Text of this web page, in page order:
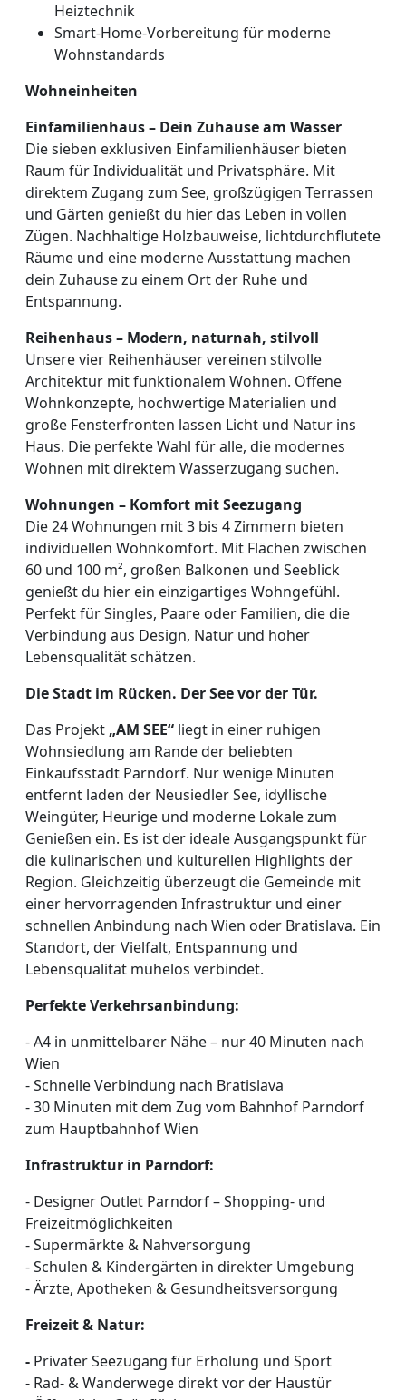
Heiztechnik
Smart-Home-Vorbereitung für moderne
Wohnstandards
Wohneinheiten
Einfamilienhaus – Dein Zuhause am Wasser
Die sieben exklusiven Einfamilienhäuser bieten
Raum für Individualität und Privatsphäre. Mit
direktem Zugang zum See, großzügigen Terrassen
und Gärten genießt du hier das Leben in vollen
Zügen. Nachhaltige Holzbauweise, lichtdurchflutete
Räume und eine moderne Ausstattung machen
dein Zuhause zu einem Ort der Ruhe und
Entspannung.
Reihenhaus – Modern, naturnah, stilvoll
Unsere vier Reihenhäuser vereinen stilvolle
Architektur mit funktionalem Wohnen. Offene
Wohnkonzepte, hochwertige Materialien und
große Fensterfronten lassen Licht und Natur ins
Haus. Die perfekte Wahl für alle, die modernes
Wohnen mit direktem Wasserzugang suchen.
Wohnungen – Komfort mit Seezugang
Die 24 Wohnungen mit 3 bis 4 Zimmern bieten
individuellen Wohnkomfort. Mit Flächen zwischen
60 und 100 m², großen Balkonen und Seeblick
genießt du hier ein einzigartiges Wohngefühl.
Perfekt für Singles, Paare oder Familien, die die
Verbindung aus Design, Natur und hoher
Lebensqualität schätzen.
Die Stadt im Rücken. Der See vor der Tür.
Das Projekt „AM SEE“ liegt in einer ruhigen
Wohnsiedlung am Rande der beliebten
Einkaufsstadt Parndorf. Nur wenige Minuten
entfernt laden der Neusiedler See, idyllische
Weingüter, Heurige und moderne Lokale zum
Genießen ein. Es ist der ideale Ausgangspunkt für
die kulinarischen und kulturellen Highlights der
Region. Gleichzeitig überzeugt die Gemeinde mit
einer hervorragenden Infrastruktur und einer
schnellen Anbindung nach Wien oder Bratislava. Ein
Standort, der Vielfalt, Entspannung und
Lebensqualität mühelos verbindet.
Perfekte Verkehrsanbindung:
- A4 in unmittelbarer Nähe – nur 40 Minuten nach
Wien
- Schnelle Verbindung nach Bratislava
- 30 Minuten mit dem Zug vom Bahnhof Parndorf
zum Hauptbahnhof Wien
Infrastruktur in Parndorf:
- Designer Outlet Parndorf – Shopping- und
Freizeitmöglichkeiten
- Supermärkte & Nahversorgung
- Schulen & Kindergärten in direkter Umgebung
- Ärzte, Apotheken & Gesundheitsversorgung
Freizeit & Natur:
- Privater Seezugang für Erholung und Sport
- Rad- & Wanderwege direkt vor der Haustür